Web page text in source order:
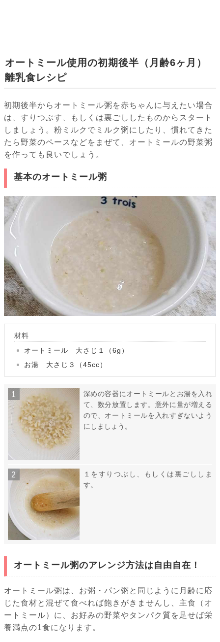
オートミール使用の初期後半（月齢6ヶ月）
離乳食レシピ
初期後半からオートミール粥を赤ちゃんに与えたい場合
は、すりつぶす、もしくは裏ごししたものからスタート
しましょう。粉ミルクでミルク粥にしたり、慣れてきた
たら野菜のペースなどをまぜて、オートミールの野菜粥
を作っても良いでしょう。
基本のオートミール粥
材料
オートミール 大さじ１（6g）
お湯 大さじ３（45cc）
深めの容器にオートミールとお湯を入れ
て、数分放置します。意外に量が増える
ので、オートミールを入れすぎないよう
にしましょう。
１をすりつぶし、もしくは裏ごししま
す。
オートミール粥のアレンジ方法は自由自在！
オートミール粥は、お粥・パン粥と同じように月齢に応
じた食材と混ぜて食べれば飽きがきませんし、主食（オ
ートミール）に、お好みの野菜やタンパク質を足せば栄
養満点の1食になります。